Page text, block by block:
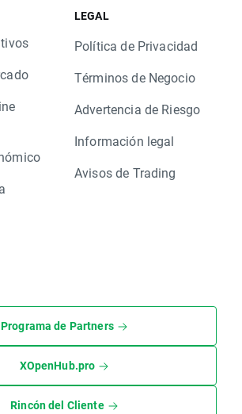
LEGAL
Política de Privacidad
Términos de Negocio
Advertencia de Riesgo
Información legal
Avisos de Trading
Programa de Partners
XOpenHub.pro
Rincón del Cliente